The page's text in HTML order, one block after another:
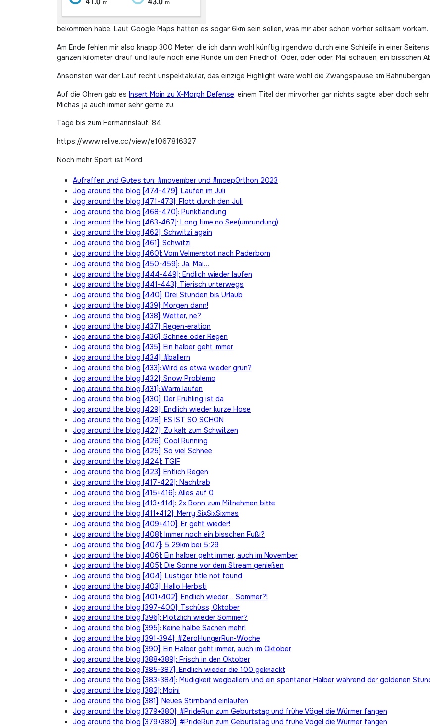
bekommen habe. Laut Google Maps hätten es sogar 6km sein sollen, was mir aber schon vorher seltsam vorkam.
Am Ende fehlen mir also knapp 300 Meter, die ich dann wohl künftig irgendwo durch eine Schleife in einer
ganzen kilometer drauf und laufe noch eine Runde um den Friedhof. Oder, oder oder. Mal schauen, ein bisschen
Ansonsten war der Lauf recht unspektakulär, das einzige Highlight wäre wohl die Zwangspause am
Auf die Ohren gab es Insert Moin zu X-Morph Defense, einem Titel der mirvorher gar nichts sagte, aber doch
Michas ja auch immer sehr gerne zu.
Tage bis zum Hermannslauf: 84
https://www.relive.cc/view/e1067816327
Noch mehr Sport ist Mord
Aufraffen und Gutes tun: #movember und #moep0rthon 2023
Jog around the blog [474-479]: Laufen im Juli
Jog around the blog [471-473]: Flott durch den Juli
Jog around the blog [468-470]: Punktlandung
Jog around the blog [463-467]: Long time no See(umrundung)
Jog around the blog [462]: Schwitzi again
Jog around the blog [461]: Schwitzi
Jog around the blog [460]: Vom Velmerstot nach Paderborn
Jog around the blog [450-459]: Ja, Mai…
Jog around the blog [444-449]: Endlich wieder laufen
Jog around the blog [441-443]: Tierisch unterwegs
Jog around the blog [440]: Drei Stunden bis Urlaub
Jog around the blog [439]: Morgen dann!
Jog around the blog [438]: Wetter, ne?
Jog around the blog [437]: Regen-eration
Jog around the blog [436]: Schnee oder Regen
Jog around the blog [435]: Ein halber geht immer
Jog around the blog [434]: #ballern
Jog around the blog [433]: Wird es etwa wieder grün?
Jog around the blog [432]: Snow Problemo
Jog around the blog [431]: Warm laufen
Jog around the blog [430]: Der Frühling ist da
Jog around the blog [429]: Endlich wieder kurze Hose
Jog around the blog [428]: ES IST SO SCHÖN
Jog around the blog [427]: Zu kalt zum Schwitzen
Jog around the blog [426]: Cool Running
Jog around the blog [425]: So viel Schnee
Jog around the blog [424]: TGIF
Jog around the blog [423]: Entlich Regen
Jog around the blog [417-422]: Nachtrab
Jog around the blog [415+416]: Alles auf 0
Jog around the blog [413+414]: 2x Bonn zum Mitnehmen bitte
Jog around the blog [411+412]: Merry SixSixSixmas
Jog around the blog [409+410]: Er geht wieder!
Jog around the blog [408]: Immer noch ein bisschen Fußi?
Jog around the blog [407]: 5.29km bei 5:29
Jog around the blog [406]: Ein halber geht immer, auch im November
Jog around the blog [405]: Die Sonne vor dem Stream genießen
Jog around the blog [404]: Lustiger title not found
Jog around the blog [403]: Hallo Herbsti
Jog around the blog [401+402]: Endlich wieder… Sommer?!
Jog around the blog [397-400]: Tschüss, Oktober
Jog around the blog [396]: Plötzlich wieder Sommer?
Jog around the blog [395]: Keine halbe Sachen mehr!
Jog around the blog [391-394]: #ZeroHungerRun-Woche
Jog around the blog [390]: Ein Halber geht immer, auch im Oktober
Jog around the blog [388+389]: Frisch in den Oktober
Jog around the blog [385-387]: Endlich wieder die 100 geknackt
Jog around the blog [383+384]: Müdigkeit wegballern und ein spontaner Halber während der goldenen
Jog around the blog [382]: Moini
Jog around the blog [381]: Neues Stirnband einlaufen
Jog around the blog [379+380]: #PrideRun zum Geburtstag und frühe Vögel die Würmer fangen
Jog around the blog [379+380]: #PrideRun zum Geburtstag und frühe Vögel die Würmer fangen